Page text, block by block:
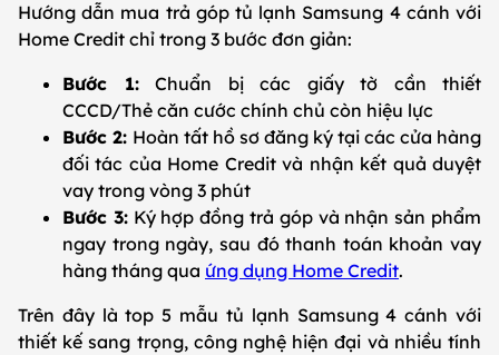
Hướng dẫn mua trả góp tủ lạnh Samsung 4 cánh với
Home Credit chỉ trong 3 bước đơn giản:
Bước 1:Chuẩn bị các giấy tờ cần thiết
CCCD/Thẻ căn cước chính chủ còn hiệu lực
Bước 2: Hoàn tất hồ sơ đăng ký tại các cửa hàng
đối tác của Home Credit và nhận kết quả duyệt
vay trong vòng 3 phút
Bước 3:Ký hợp đồng trả góp và nhận sản phẩm
ngay trong ngày, sau đó thanh toán khoản vay
hàng tháng qua ứng dụng Home Credit.
Trên đây là top 5 mẫu tủ lạnh Samsung 4 cánh với
thiết kế sang trọng, công nghệ hiện đại và nhiều tính